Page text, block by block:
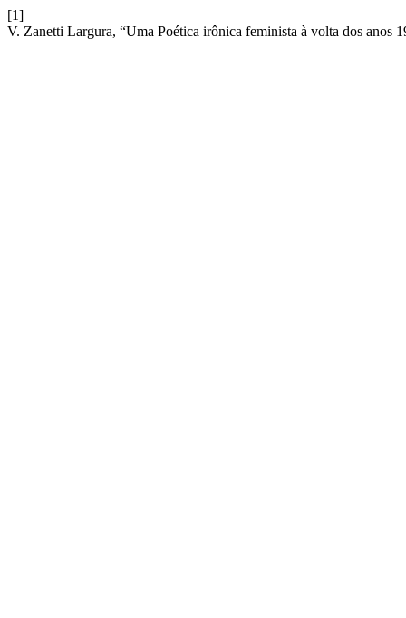
[1]
V. Zanetti Largura, “Uma Poética irônica feminista à volta dos anos